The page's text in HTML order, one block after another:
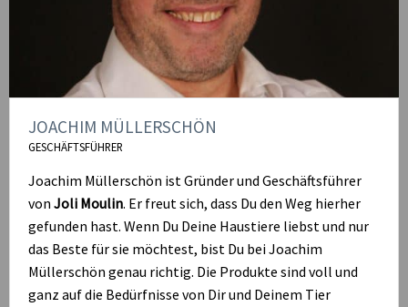
JOACHIM MÜLLERSCHÖN
GESCHÄFTSFÜHRER
Joachim Müllerschön ist Gründer und Geschäftsführer
von Joli Moulin. Er freut sich, dass Du den Weg hierher
gefunden hast. Wenn Du Deine Haustiere liebst und nur
das Beste für sie möchtest, bist Du bei Joachim
Müllerschön genau richtig. Die Produkte sind voll und
ganz auf die Bedürfnisse von Dir und Deinem Tier